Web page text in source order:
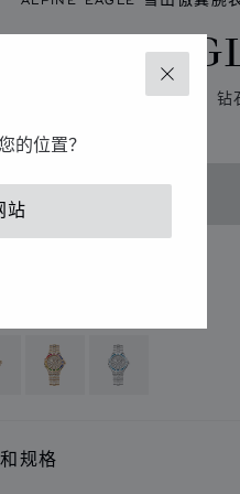
关闭
的位置？
站
、自动上链机芯、玫瑰金、钻
规格